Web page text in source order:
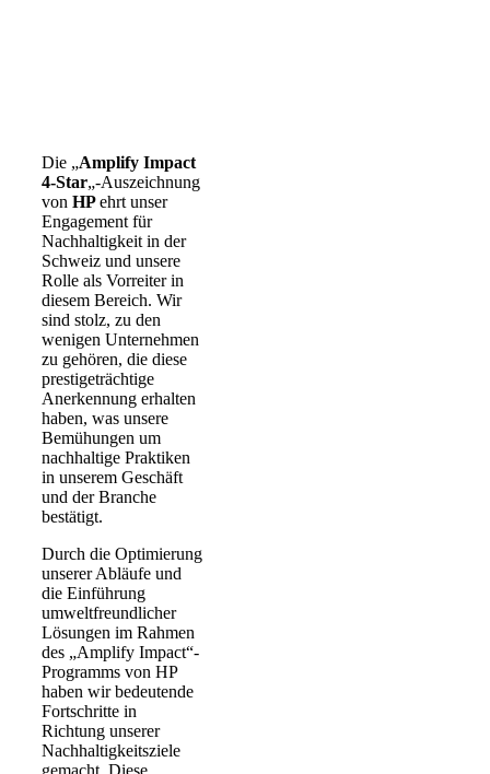
Die „Amplify Impact
4-Star„-Auszeichnung
von HPehrt unser
Engagement für
Nachhaltigkeit in der
Schweiz und unsere
Rolle als Vorreiter in
diesem Bereich. Wir
sind stolz, zu den
wenigen Unternehmen
zu gehören, die diese
prestigeträchtige
Anerkennung erhalten
haben, was unsere
Bemühungen um
nachhaltige Praktiken
in unserem Geschäft
und der Branche
bestätigt.
Durch die Optimierung
unserer Abläufe und
die Einführung
umweltfreundlicher
Lösungen im Rahmen
des „Amplify Impact“-
Programms von HP
haben wir bedeutende
Fortschritte in
Richtung unserer
Nachhaltigkeitsziele
gemacht. Diese